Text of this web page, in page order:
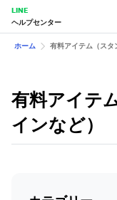
LINE
ヘルプセンター
ホーム 有料アイテム（スタ
有料アイテ
インなど）